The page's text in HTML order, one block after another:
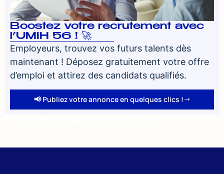
Boostez votre recrutement avec
l’UMIH 56 ! 🚀
Employeurs, trouvez vos futurs talents dès
maintenant ! Déposez gratuitement votre offre
d’emploi et attirez des candidats qualifiés.
📢 Publiez votre annonce en quelques clics !